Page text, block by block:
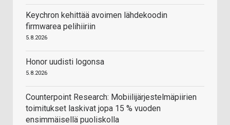
Keychron kehittää avoimen lähdekoodin
firmwarea pelihiiriin
5.8.2026
Honor uudisti logonsa
5.8.2026
Counterpoint Research: Mobiilijärjestelmäpiirien
toimitukset laskivat jopa 15 % vuoden
ensimmäisellä puoliskolla